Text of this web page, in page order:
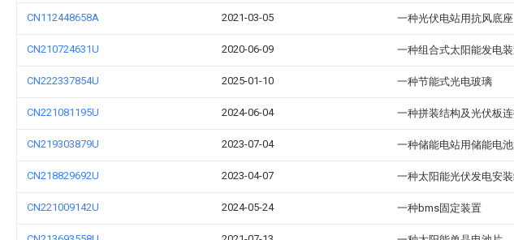
CN112448658A 2021-03-05 一种光伏电站用抗风底座
CN210724631U 2020-06-09 一种组合式太阳能发电
CN222337854U 2025-01-10 一种节能式光电玻璃
CN221081195U 2024-06-04 一种拼装结构及光伏板
CN219303879U 2023-07-04 一种储能电站用储能电
CN218829692U 2023-04-07 一种太阳能光伏发电安
CN221009142U 2024-05-24 一种bms固定装置